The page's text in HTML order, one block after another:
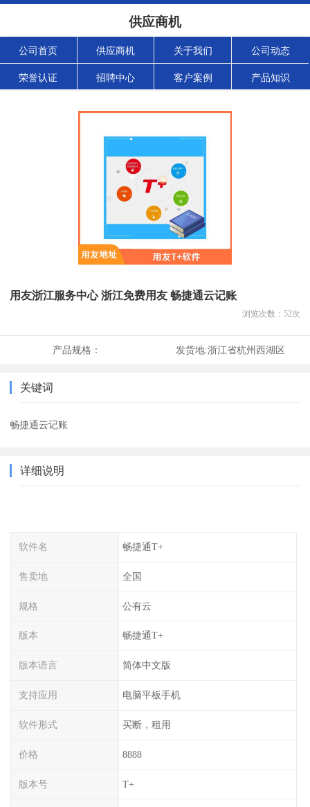
供应商机
公司首页 供应商机 关于我们 公司动态
荣誉认证 招聘中心 客户案例 产品知识
用友浙江服务中心 浙江免费用友 畅捷通云记账
浏览次数： 52次
产品规格： 发货地:浙江省杭州西湖区
关键词
畅捷通云记账
详细说明
软件名 畅捷通T+
售卖地 全国
规格 公有云
版本 畅捷通T+
版本语言 简体中文版
支持应用 电脑平板手机
软件形式 买断，租用
价格 8888
版本号 T+